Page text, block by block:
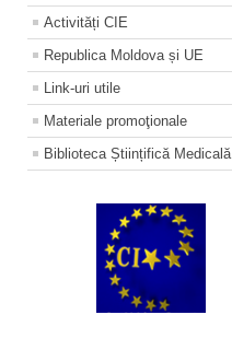
Activități CIE
Republica Moldova și UE
Link-uri utile
Materiale promoţionale
Biblioteca Științifică Medicală